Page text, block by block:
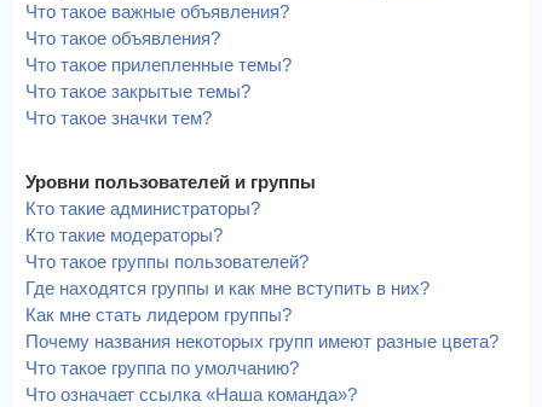
Что такое важные объявления?
Что такое объявления?
Что такое прилепленные темы?
Что такое закрытые темы?
Что такое значки тем?
Уровни пользователей и группы
Кто такие администраторы?
Кто такие модераторы?
Что такое группы пользователей?
Где находятся группы и как мне вступить в них?
Как мне стать лидером группы?
Почему названия некоторых групп имеют разные цвета?
Что такое группа по умолчанию?
Что означает ссылка «Наша команда»?